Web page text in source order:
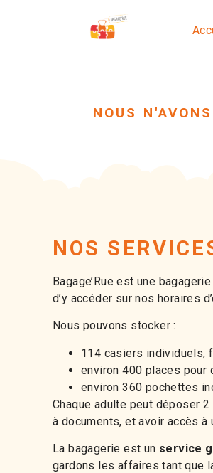
NOUS
NOS
Bagage’Rue est une
d’y accéder sur nos horaires
Nous pouvons stocker :
114 casiers individuels,
environ 400 places pour
environ 360 pochettes
Chaque adulte peut déposer
à documents, et avoir accès
La bagagerie est un service
gardons les affaires tant que